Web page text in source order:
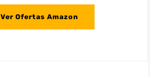
Ver Ofertas Amazon